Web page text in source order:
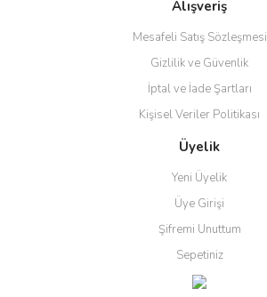
Gönder
Alışveriş
Mesafeli Satış Sözleşmesi
Gizlilik ve Güvenlik
İptal ve İade Şartları
Kişisel Veriler Politikası
Üyelik
Yeni Üyelik
Üye Girişi
Şifremi Unuttum
Sepetiniz